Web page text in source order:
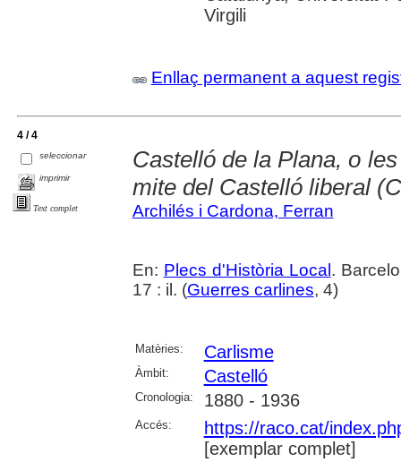
Virgili
Enllaç permanent a aquest
4 / 4
seleccionar
imprimir
Text complet
Castelló de la Plana, o
mite del Castelló liberal
Archilés i Cardona, Ferran
En: Plecs d'Història Local .
17 : il. (Guerres carlines, 4)
Matèries: Carlisme
Àmbit: Castelló
Cronologia: 1880 - 1936
Accés:
https://raco.cat/
[exemplar complet]